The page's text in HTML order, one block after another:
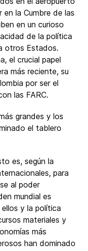
en la Cumbre de las
en un curioso
de la política
otros Estados.
el crucial papel
más reciente, su
por ser el
las FARC.
grandes y los
el tablero
es, según la
para
al poder
mundial es
y la política
materiales y
más
han dominado